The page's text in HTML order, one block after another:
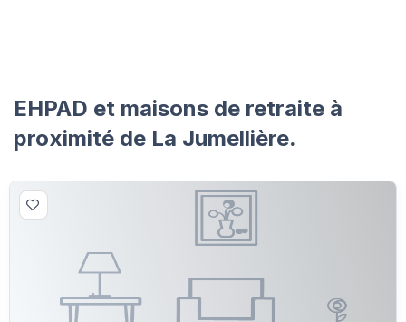
EHPAD et maisons de retraite à
proximité de La Jumellière.